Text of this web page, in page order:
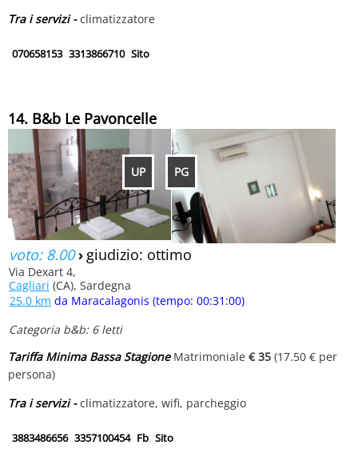
UP PG
Tra i servizi -climatizzatore
070658153 3313866710 Sito
14. B&b Le Pavoncelle
voto: 8.00› giudizio: ottimo
Via Dexart 4,
Cagliari (CA), Sardegna
25.0 km da Maracalagonis (tempo: 00:31:00)
Categoria b&b: 6 letti
Tariffa Minima Bassa StagioneMatrimoniale € 35 (17.50 € per
persona)
Tra i servizi -climatizzatore, wifi, parcheggio
3883486656 3357100454 Fb Sito